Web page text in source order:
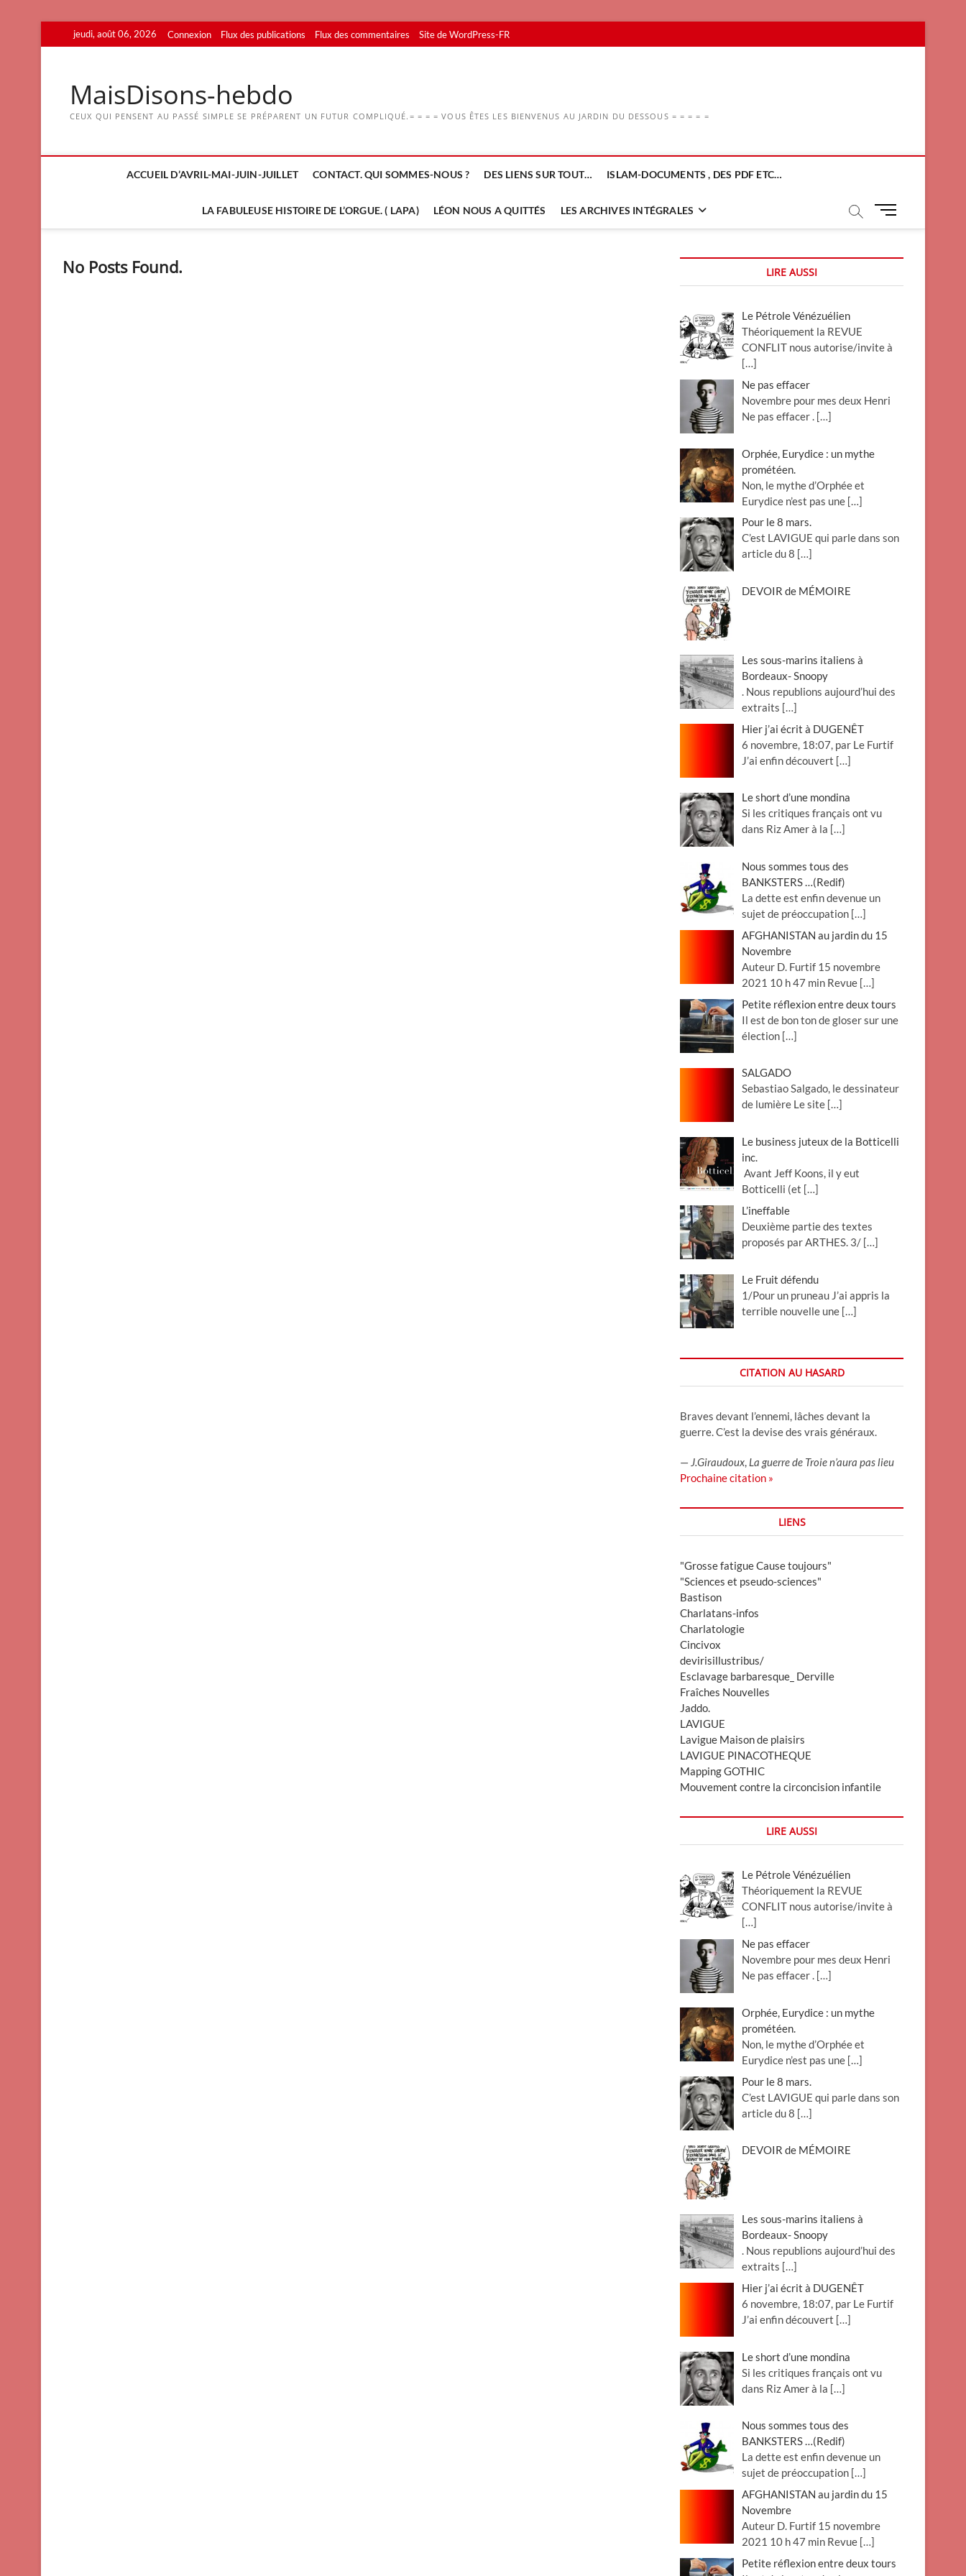
to
jeudi, août 06, 2026 Connexion Flux des publications Flux des commentaires Site de WordPress-FR
MaisDisons-hebdo
CEUX QUI PENSENT AU PASSÉ SIMPLE SE PRÉPARENT UN FUTUR COMPLIQUÉ.= = = = VOUS ÊTES LES BIENVENUS AU JARDIN DU DESSOUS = = = = =
ACCUEIL D’AVRIL-MAI-JUIN-JUILLET CONTACT. QUI SOMMES-NOUS ? DES LIENS SUR TOUT… ISLAM-DOCUMENTS , DES PDF ETC…
LA FABULEUSE HISTOIRE DE L’ORGUE. ( LAPA) LÉON NOUS A QUITTÉS LES ARCHIVES INTÉGRALES
M
u
u
n
No Posts Found. LIRE AUSSI
Le Pétrole Vénézuélien
Théoriquement la REVUE
CONFLIT nous autorise/invite à
[…]
Ne pas effacer
Novembre pour mes deux Henri
Ne pas effacer . […]
Orphée, Eurydice : un mythe
prométéen.
Non, le mythe d’Orphée et
Eurydice n’est pas une […]
Pour le 8 mars.
C’est LAVIGUE qui parle dans son
article du 8 […]
DEVOIR de MÉMOIRE
Les sous-marins italiens à
Bordeaux- Snoopy
. Nous republions aujourd’hui des
extraits […]
Hier j’ai écrit à DUGENÊT
6 novembre, 18:07, par Le Furtif
J’ai enfin découvert […]
Le short d’une mondina
Si les critiques français ont vu
dans Riz Amer à la […]
Nous sommes tous des
BANKSTERS …(Redif)
La dette est enfin devenue un
sujet de préoccupation […]
AFGHANISTAN au jardin du 15
Novembre
Auteur D. Furtif 15 novembre
2021 10 h 47 min Revue […]
Petite réflexion entre deux tours
Il est de bon ton de gloser sur une
élection […]
SALGADO
Sebastiao Salgado, le dessinateur
de lumière Le site […]
Le business juteux de la Botticelli
inc.
Avant Jeff Koons, il y eut
Botticelli (et […]
L’ineffable
Deuxième partie des textes
proposés par ARTHES. 3/ […]
Le Fruit défendu
1/Pour un pruneau J’ai appris la
terrible nouvelle une […]
CITATION AU HASARD
Braves devant l’ennemi, lâches devant la
guerre. C’est la devise des vrais généraux.
— J.Giraudoux, La guerre de Troie n’aura pas lieu
Prochaine citation »
LIENS
"Grosse fatigue Cause toujours"
"Sciences et pseudo-sciences"
Bastison
Charlatans-infos
Charlatologie
Cincivox
devirisillustribus/
Esclavage barbaresque_ Derville
Fraîches Nouvelles
Jaddo.
LAVIGUE
Lavigue Maison de plaisirs
LAVIGUE PINACOTHEQUE
Mapping GOTHIC
Mouvement contre la circoncision infantile
LIRE AUSSI
Le Pétrole Vénézuélien
Théoriquement la REVUE
CONFLIT nous autorise/invite à
[…]
Ne pas effacer
Novembre pour mes deux Henri
Ne pas effacer . […]
Orphée, Eurydice : un mythe
prométéen.
Non, le mythe d’Orphée et
Eurydice n’est pas une […]
Pour le 8 mars.
C’est LAVIGUE qui parle dans son
article du 8 […]
DEVOIR de MÉMOIRE
Les sous-marins italiens à
Bordeaux- Snoopy
. Nous republions aujourd’hui des
extraits […]
Hier j’ai écrit à DUGENÊT
6 novembre, 18:07, par Le Furtif
J’ai enfin découvert […]
Le short d’une mondina
Si les critiques français ont vu
dans Riz Amer à la […]
Nous sommes tous des
BANKSTERS …(Redif)
La dette est enfin devenue un
sujet de préoccupation […]
AFGHANISTAN au jardin du 15
Novembre
Auteur D. Furtif 15 novembre
2021 10 h 47 min Revue […]
Petite réflexion entre deux tours